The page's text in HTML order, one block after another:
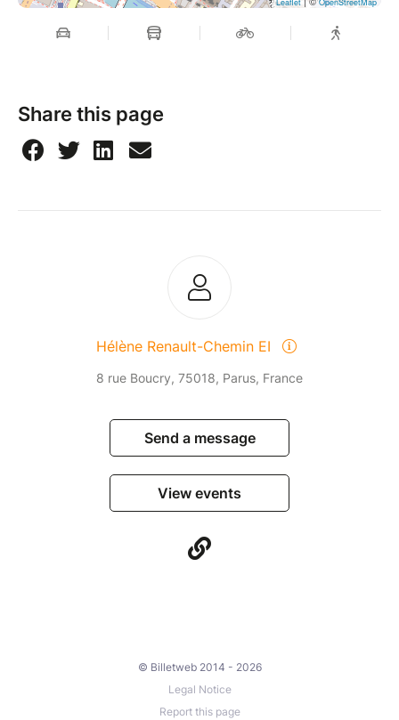
Share this page
Hélène Renault-Chemin EI
8 rue Boucry, 75018, Parus, France
Send a message
View events
© Billetweb 2014 - 2026
Legal Notice
Report this page